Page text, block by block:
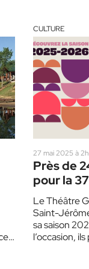
CULTURE
27 mai 2025 à
Près de
pour la
Théâtre
Le Théâtre
Saint-
sa saison
l’occasion,